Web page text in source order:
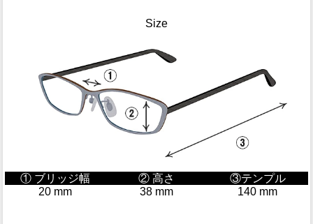
Size
① ブリッジ幅 ② 高さ
③テンプル
20 mm
38 mm 140 mm